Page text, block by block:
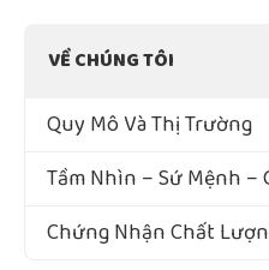
VỀ CHÚNG TÔI
Quy Mô Và Thị Trường
Tầm Nhìn – Sứ Mệnh –
Chứng Nhận Chất